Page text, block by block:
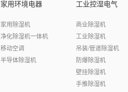
家用环境电器
家用除湿机
净化除湿机一体机
移动空调
半导体除湿机
工业控湿电气
商业除湿机
工业除湿机
吊装/管道除湿机
防爆除湿机
壁挂除湿机
手推除湿机